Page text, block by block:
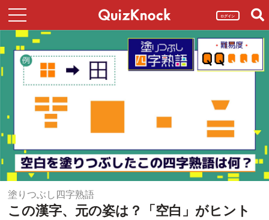
ログイン
塗りつぶし四字熟語
この漢字、元の姿は？「空白」がヒント